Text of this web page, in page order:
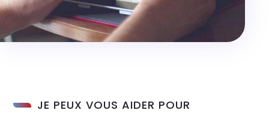
JE PEUX VOUS AIDER POUR